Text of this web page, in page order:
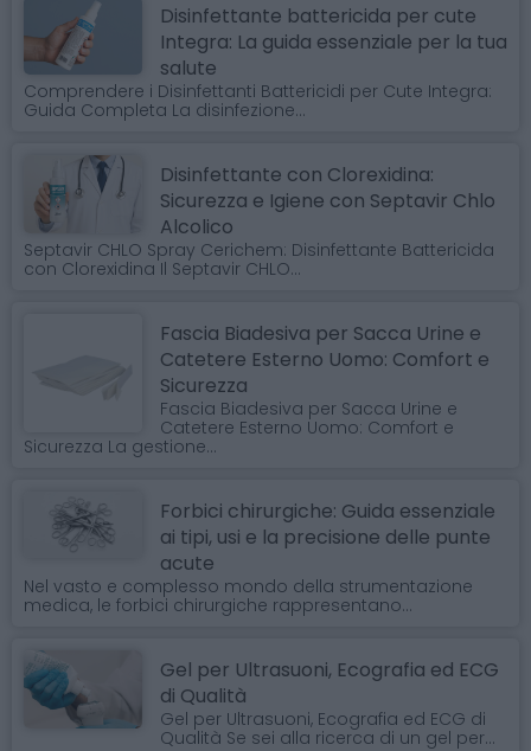
Disinfettante battericida per cute
Integra: La guida essenziale per la tua
salute
Comprendere i Disinfettanti Battericidi per Cute Integra:
Guida Completa La disinfezione...
Disinfettante con Clorexidina:
Sicurezza e Igiene con Septavir Chlo
Alcolico
Septavir CHLO Spray Cerichem: Disinfettante Battericida
con Clorexidina Il Septavir CHLO...
Fascia Biadesiva per Sacca Urine e
Catetere Esterno Uomo: Comfort e
Sicurezza
Fascia Biadesiva per Sacca Urine e
Catetere Esterno Uomo: Comfort e
Sicurezza La gestione...
Forbici chirurgiche: Guida essenziale
ai tipi, usi e la precisione delle punte
acute
Nel vasto e complesso mondo della strumentazione
medica, le forbici chirurgiche rappresentano...
Gel per Ultrasuoni, Ecografia ed ECG
di Qualità
Gel per Ultrasuoni, Ecografia ed ECG di
Qualità Se sei alla ricerca di un gel per...